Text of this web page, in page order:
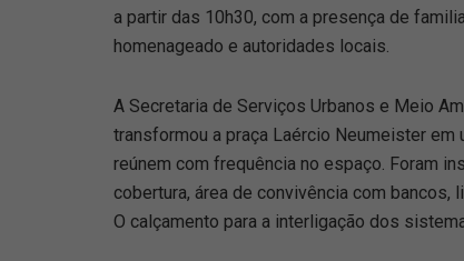
a partir das 10h30, com a presença de
homenageado e autoridades locais.
A Secretaria de Serviços Urbanos e Meio
transformou a praça Laércio Neumeister
reúnem com frequência no espaço. Foram
cobertura, área de convivência com bancos,
O calçamento para a interligação dos